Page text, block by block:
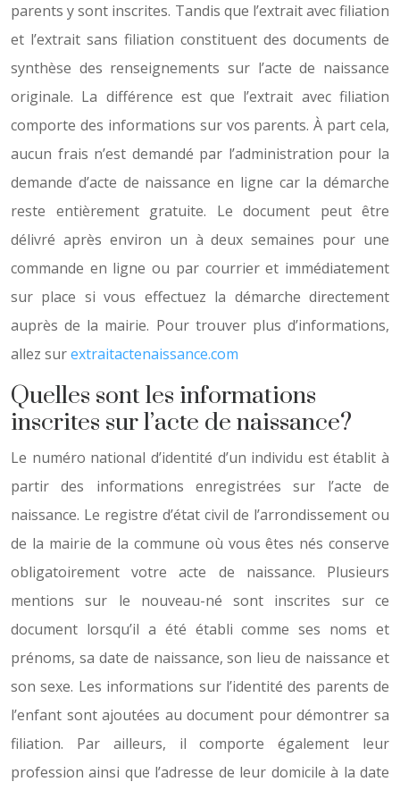
parents y sont inscrites. Tandis que l’extrait avec filiation
et l’extrait sans filiation constituent des documents de
synthèse des renseignements sur l’acte de naissance
originale. La différence est que l’extrait avec filiation
comporte des informations sur vos parents. À part cela,
aucun frais n’est demandé par l’administration pour la
demande d’acte de naissance en ligne car la démarche
reste entièrement gratuite. Le document peut être
délivré après environ un à deux semaines pour une
commande en ligne ou par courrier et immédiatement
sur place si vous effectuez la démarche directement
auprès de la mairie. Pour trouver plus d’informations,
allez surextraitactenaissance.com
Quelles sont les informations
inscrites sur l’acte de naissance?
Le numéro national d’identité d’un individu est établit à
partir des informations enregistrées sur l’acte de
naissance. Le registre d’état civil de l’arrondissement ou
de la mairie de la commune où vous êtes nés conserve
obligatoirement votre acte de naissance. Plusieurs
mentions sur le nouveau-né sont inscrites sur ce
document lorsqu’il a été établi comme ses noms et
prénoms, sa date de naissance, son lieu de naissance et
son sexe. Les informations sur l’identité des parents de
l’enfant sont ajoutées au document pour démontrer sa
filiation. Par ailleurs, il comporte également leur
profession ainsi que l’adresse de leur domicile à la date